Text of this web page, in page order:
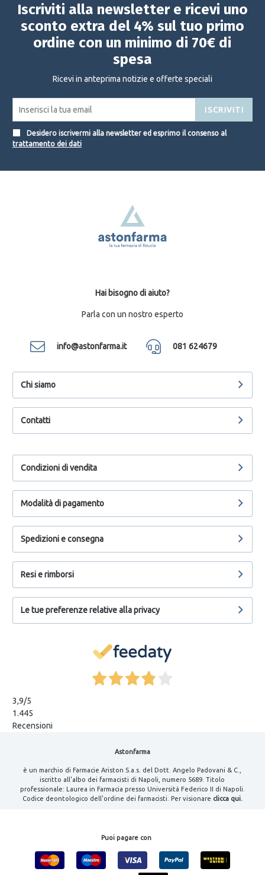
Iscriviti alla newsletter e ricevi uno
sconto extra del 4% sul tuo primo
ordine con un minimo di 70€ di
spesa
Ricevi in anteprima notizie e offerte speciali
ISCRIVITI
Desidero iscrivermi alla newsletter ed esprimo il consenso al
trattamento dei dati
Hai bisogno di aiuto?
Parla con un nostro esperto
info@astonfarma.it 081 624679
Chi siamo
Contatti
Condizioni di vendita
Modalità di pagamento
Spedizioni e consegna
Resi e rimborsi
Le tue preferenze relative alla privacy
3,9/5
1.445
Recensioni
Astonfarma
è un marchio di Farmacie Ariston S.a.s. del Dott. Angelo Padovani & C.,
iscritto all'albo dei farmacisti di Napoli, numero 5689. Titolo
professionale: Laurea in Farmacia presso Università Federico II di Napoli.
Codice deontologico dell'ordine dei farmacisti. Per visionare clicca qui.
Puoi pagare con